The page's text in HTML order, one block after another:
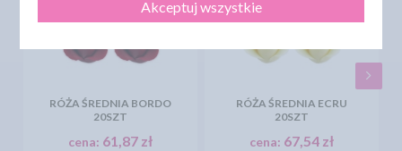
RÓŻA ŚREDNIA BORDO
20SZT
cena: 61,87 zł
RÓŻA ŚREDNIA ECRU
20SZT
cena: 67,54 zł
Akceptuj wszystkie